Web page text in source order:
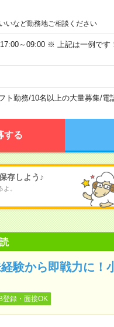
など勤務地ご相談ください
～09:00 ※ 上記は一例です
ト勤務/10名以上の大量募集/電
する
存しよう♪
。
験から即戦力に！
登録・面接OK